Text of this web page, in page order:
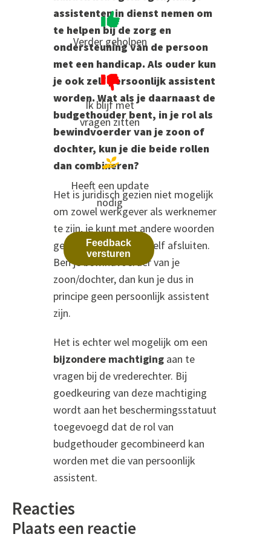
assistenten in dienst nemen om
te helpen bij de zorg en
ondersteuning van de persoon
met een handicap. Als ouder kun
je ook zelf persoonlijk assistent
worden. Wat als je daarnaast de
budgethouder bent, in je rol als
bewindvoerder van je zoon of
dochter, kun je die beide rollen
dan combineren?
Het is juridisch gezien niet mogelijk
om zowel werkgever als werknemer
te zijn, je kunt met andere woorden
geen contract met jezelf afsluiten.
Ben je bewindvoerder van je
zoon/dochter, dan kun je dus in
principe geen persoonlijk assistent
zijn.
Het is echter wel mogelijk om een
bijzondere machtiging aan te
vragen bij de vrederechter. Bij
goedkeuring van deze machtiging
wordt aan het beschermingsstatuut
toegevoegd dat de rol van
budgethouder gecombineerd kan
worden met die van persoonlijk
assistent.
Reacties
Plaats een reactie
Verder geholpen
Ik blijf met
vragen zitten
Heeft een update
nodig
Feedback
versturen